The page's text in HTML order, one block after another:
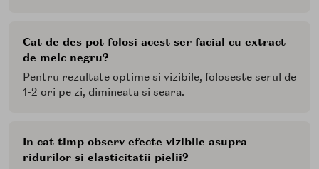
Cat de des pot folosi acest ser facial cu extract
de melc negru?
Pentru rezultate optime si vizibile, foloseste serul de
1-2 ori pe zi, dimineata si seara.
In cat timp observ efecte vizibile asupra
ridurilor si elasticitatii pielii?